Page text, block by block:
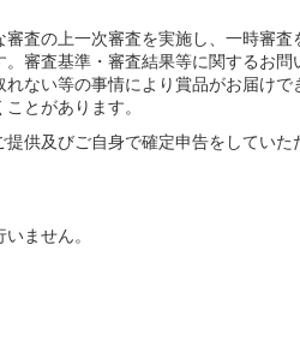
査の上一次審査を実施し、一時審
審査基準・審査結果等に関するお
ない等の事情により賞品がお届け
とがあります。
供及びご自身で確定申告をしてい
ません。